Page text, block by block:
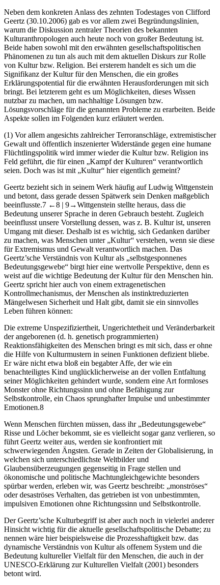
Neben dem konkreten Anlass des zehnten Todestages von Clifford
Geertz (30.10.2006) gab es vor allem zwei Begründungslinien,
warum die Diskussion zentraler Theorien des bekannten
Kulturanthropologen auch heute noch von großer Bedeutung ist.
Beide haben sowohl mit den erwähnten gesellschaftspolitischen
Phänomenen zu tun als auch mit dem aktuellen Diskurs zur Rolle
von Kultur bzw. Religion. Bei ersterem handelt es sich um die
Signifikanz der Kultur für den Menschen, die ein großes
Erklärungspotential für die erwähnten Herausforderungen mit sich
bringt. Bei letzterem geht es um Möglichkeiten, dieses Wissen
nutzbar zu machen, um nachhaltige Lösungen bzw.
Lösungsvorschläge für die genannten Probleme zu erarbeiten. Beide
Aspekte sollen im Folgenden kurz erläutert werden.
(1) Vor allem angesichts zahlreicher Terroranschläge, extremistischer
Gewalt und öffentlich inszenierter Widerstände gegen eine humane
Flüchtlingspolitik wird immer wieder die Kultur bzw. Religion ins
Feld geführt, die für einen „Kampf der Kulturen“ verantwortlich
seien. Doch was ist mit „Kultur“ hier eigentlich gemeint?
Geertz bezieht sich in seinem Werk häufig auf Ludwig Wittgenstein
und betont, dass gerade dessen Spätwerk sein Denken maßgeblich
beeinflusste.7 ←8 | 9→Wittgenstein stellte heraus, dass die
Bedeutung unserer Sprache in deren Gebrauch besteht. Zugleich
beeinflusst unsere Vorstellung dessen, was z. B. Kultur ist, unseren
Umgang mit dieser. Deshalb ist es wichtig, sich Gedanken darüber
zu machen, was Menschen unter „Kultur“ verstehen, wenn sie diese
für Extremismus und Gewalt verantwortlich machen. Das
Geertz’sche Verständnis von Kultur als „selbstgesponnenes
Bedeutungsgewebe“ birgt hier eine wertvolle Perspektive, denn es
weist auf die wichtige Bedeutung der Kultur für den Menschen hin.
Geertz spricht hier auch von einem extragenetischen
Kontrollmechanismus, der Menschen als instinktreduzierten
Mängelwesen Sicherheit und Halt gibt, damit sie ein sinnvolles
Leben führen können:
Die extreme Unspezifiziertheit, Ungerichtetheit und Veränderbarkeit
der angeborenen (d. h. genetisch programmierten)
Reaktionsfähigkeiten des Menschen bringt es mit sich, dass er ohne
die Hilfe von Kulturmustern in seinen Funktionen defizient bliebe.
Er wäre nicht etwa bloß ein begabter Affe, der wie ein
benachteiligtes Kind unglücklicherweise an der vollen Entfaltung
seiner Möglichkeiten gehindert wurde, sondern eine Art formloses
Monster ohne Richtungssinn und ohne Befähigung zur
Selbstkontrolle, ein Chaos sprunghafter Impulse und unbestimmter
Emotionen.8
Wenn Menschen fürchten müssen, dass ihr „Bedeutungsgewebe“
Risse und Löcher bekommt, sie es vielleicht sogar ganz verlieren, so
führt Geertz weiter aus, werden sie konfrontiert mit
schwerwiegenden Ängsten. Gerade in Zeiten der Globalisierung, in
welchen sich unterschiedlichste Weltbilder und
Glaubensüberzeugungen gegenseitig in Frage stellen und
ökonomische und politische Machtungleichgewichte besonders
spürbar werden, erleben wir, was Geertz beschreibt: „monströses“
oder desaströses Verhalten, das getrieben ist von unbestimmten,
impulsiven Emotionen ohne Richtungssinn und Selbstkontrolle.
Der Geertz’sche Kulturbegriff ist aber auch noch in vielerlei anderer
Hinsicht wichtig für die aktuelle gesellschaftspolitische Debatte; zu
nennen wäre hier beispielsweise die Prozesshaftigkeit bzw. das
dynamische Verständnis von Kultur als offenem System und die
Bedeutung kultureller Vielfalt für den Menschen, die auch in der
UNESCO-Erklärung zur Kulturellen Vielfalt (2001) besonders
betont wird.